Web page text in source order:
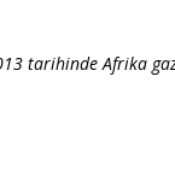
tarihinde Afrika